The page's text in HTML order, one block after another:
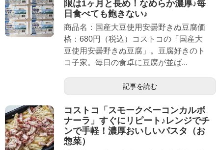
限は1ヶ月と長め！なめらか濃厚♪毎
日食べても飽きない♪
商品名：国産大豆使用安曇野きぬ豆腐価
格：680円（税込）コストコの「国産大
豆使用安曇野きぬ豆腐」。豆腐好きのト
コ子家。毎日の食卓に豆腐が並ば...
記事を読む
コストコ「スモークベーコンカルボ
ナーラ」すぐにリピート♪レンジでチ
ンで手軽！濃厚おいしいパスタ（お
惣菜）